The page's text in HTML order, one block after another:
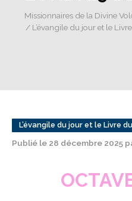
Missionnaires de la Divine
/ L’évangile du jour et le
L’évangile du jour et le Livre
Publié le 28 décembre 2025